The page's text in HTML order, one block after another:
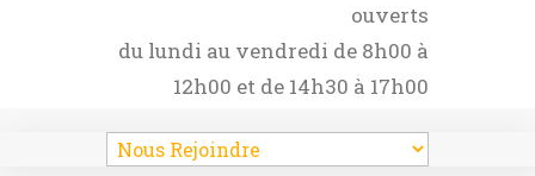
ouverts
du lundi au vendredi de 8h00 à
12h00 et de 14h30 à 17h00